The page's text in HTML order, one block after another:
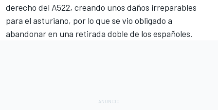
derecho del A522, creando unos daños irreparables
para el asturiano, por lo que se vio obligado a
abandonar en una retirada doble de los españoles.